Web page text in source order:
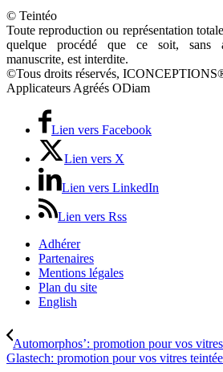
© Teintéo
Toute reproduction ou représentation
quelque procédé que ce soit, sans
manuscrite, est interdite.
©Tous droits réservés,
Applicateurs Agréés ODiam
Lien vers Facebook
Lien vers X
Lien vers LinkedIn
Lien vers Rss
Adhérer
Partenaires
Mentions légales
Plan du site
English
Automorphos’: promotion pour vos
Glastech: promotion pour vos vitres